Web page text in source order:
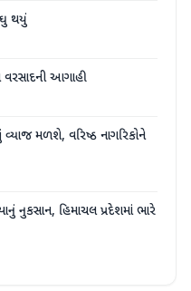
થયું
આગાહી
મળશે, વરિષ્ઠ નાગરિકોને
નુકસાન, હિમાચલ પ્રદેશમાં ભારે